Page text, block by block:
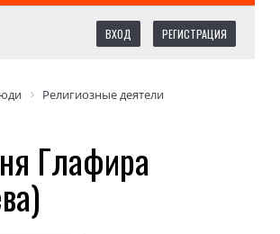
ВХОД РЕГИСТРАЦИЯ
Религиозные деятели
Глафира